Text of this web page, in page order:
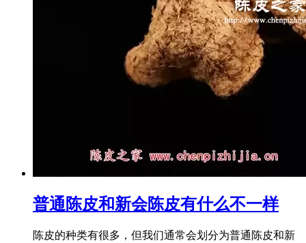
普通陈皮和新会陈皮有什么不一样
陈皮的种类有很多，但我们通常会划分为普通陈皮和新